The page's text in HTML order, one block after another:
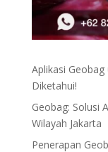
Aplikasi
Diketahui!
Geobag: Solusi
Wilayah Jakarta
Penerapan